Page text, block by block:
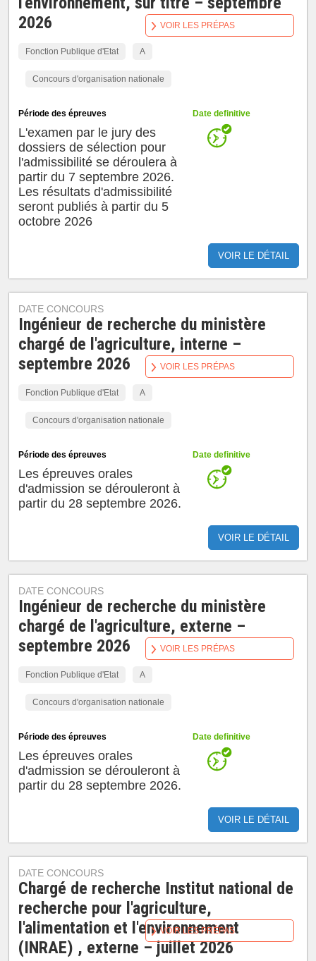
2026
Fonction Publique d'Etat A
Concours d'organisation nationale
Période des épreuves
L'examen par le jury des
dossiers de sélection pour
l'admissibilité se déroulera à
partir du 7 septembre 2026.
Les résultats d'admissibilité
seront publiés à partir du 5
octobre 2026
Date definitive
VOIR LE DÉTAIL
VOIR LES PRÉPAS
DATE CONCOURS
Ingénieur de recherche du ministère
chargé de l'agriculture, interne –
septembre 2026
Fonction Publique d'Etat A
Concours d'organisation nationale
Période des épreuves
Les épreuves orales
d'admission se dérouleront à
partir du 28 septembre 2026.
Date definitive
VOIR LE DÉTAIL
VOIR LES PRÉPAS
DATE CONCOURS
Ingénieur de recherche du ministère
chargé de l'agriculture, externe –
septembre 2026
Fonction Publique d'Etat A
Concours d'organisation nationale
Période des épreuves
Les épreuves orales
d'admission se dérouleront à
partir du 28 septembre 2026.
Date definitive
VOIR LE DÉTAIL
VOIR LES PRÉPAS
DATE CONCOURS
Chargé de recherche Institut national de
recherche pour l'agriculture,
l'alimentation et l'environnement
(INRAE) , externe – juillet 2026
VOIR LES PRÉPAS